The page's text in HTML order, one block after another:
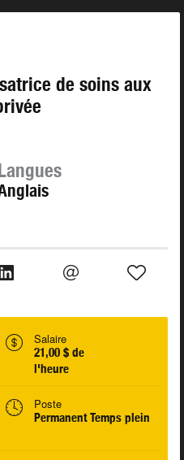
de soins aux
Salaire
21,00 $ de
l'heure
Poste
Permanent Temps plein